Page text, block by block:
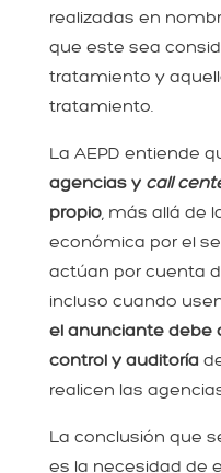
realizadas en
que este sea
tratamiento y
tratamiento.
La AEPD entiende
agencias y call
propio, más allá de
económica por el
actúan por cuenta
incluso cuando
el anunciante debe
control y auditoría
realicen las
La conclusión que
es la necesidad de